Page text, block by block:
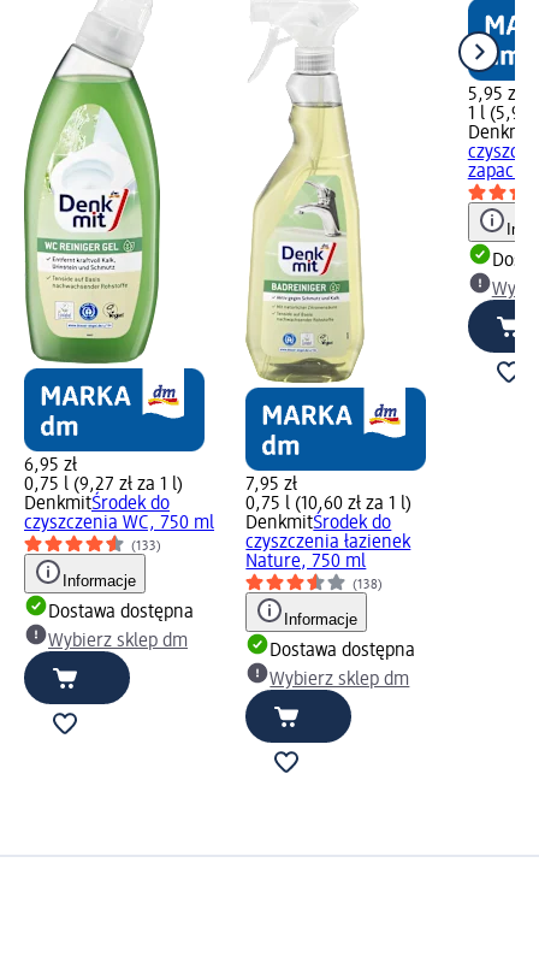
6,95 zł
0,75 l (9,27 zł za 1 l)
DenkmitŚrodek do
czyszczenia WC, 750 ml
(133)
Informacje
Dostawa dostępna
Wybierz sklep dm
7,95 zł
0,75 l (10,60 zł za 1 l)
DenkmitŚrodek do
czyszczenia łazienek
Nature, 750 ml
(138)
Informacje
Dostawa dostępna
Wybierz sklep dm
5,95 zł
1 l (5,95
Denkmit